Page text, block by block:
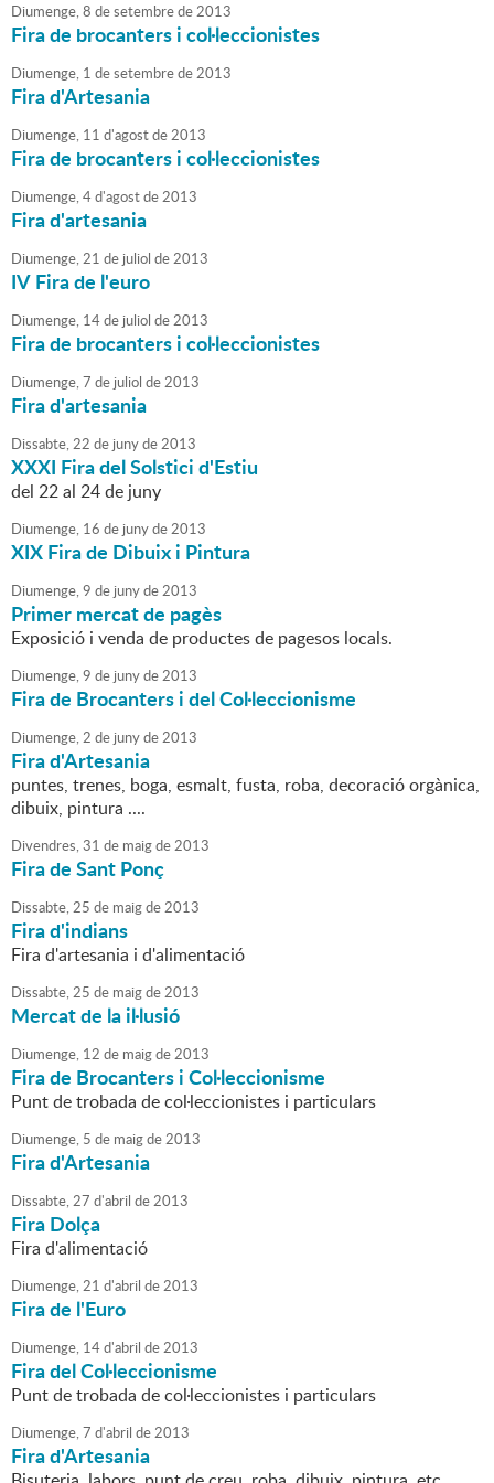
Diumenge,8 desetembrede2013
Fira de brocanters i col·leccionistes
Diumenge, 1 desetembrede2013
Fira d'Artesania
Diumenge, 11 d'agostde2013
Fira de brocanters i col·leccionistes
Diumenge,4d'agostde2013
Fira d'artesania
Diumenge,21 de juliol de2013
IV Fira de l'euro
Diumenge, 14de juliol de2013
Fira de brocanters i col·leccionistes
Diumenge,7 de juliol de2013
Fira d'artesania
Dissabte,22 de junyde2013
XXXI Fira del Solstici d'Estiu
del 22 al 24 de juny
Diumenge, 16 de junyde2013
XIX Fira de Dibuix i Pintura
Diumenge,9 de junyde2013
Primer mercat de pagès
Exposició i venda de productes de pagesos locals.
Diumenge,9 de junyde2013
Fira de Brocanters i del Col·leccionisme
Diumenge,2 de junyde2013
Fira d'Artesania
puntes, trenes, boga, esmalt, fusta, roba, decoració orgànica,
dibuix, pintura ....
Divendres,31 de maigde2013
Fira de Sant Ponç
Dissabte,25 de maigde2013
Fira d'indians
Fira d'artesania i d'alimentació
Dissabte,25 de maigde2013
Mercat de la il·lusió
Diumenge, 12 de maigde2013
Fira de Brocanters i Col·leccionisme
Punt de trobada de col·leccionistes i particulars
Diumenge, 5 de maigde2013
Fira d'Artesania
Dissabte,27 d'abril de2013
Fira Dolça
Fira d'alimentació
Diumenge,21 d'abril de2013
Fira de l'Euro
Diumenge, 14d'abril de2013
Fira del Col·leccionisme
Punt de trobada de col·leccionistes i particulars
Diumenge,7 d'abril de2013
Fira d'Artesania